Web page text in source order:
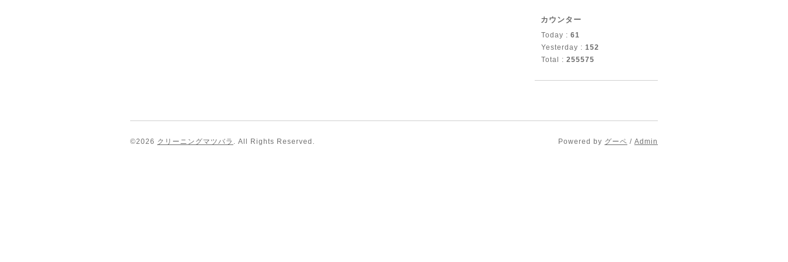
カウンター
Today : 61
Yesterday : 152
Total : 255575
©2026 クリーニングマツバラ . All Rights Reserved. Powered by グーペ / Admin